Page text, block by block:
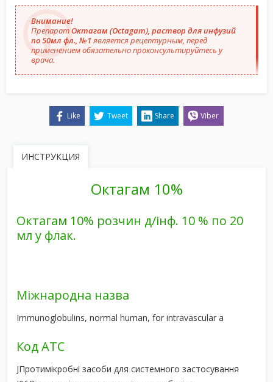
Внимание!
ПрепаратОктагам (Octagam), раствор для инфузий
по 50мл фл., №1является рецептурным, перед
применением обязательно проконсультируйтесь у
врача.
Like Tweet Share Viber
ИНСТРУКЦИЯ
Октагам 10%
Октагам 10% розчин д/інф. 10 % по 20
мл у флак.
Міжнародна назва
Immunoglobulins, normal human, for intravascular a
Код АТС
JПротимікробні засоби для системного застосування